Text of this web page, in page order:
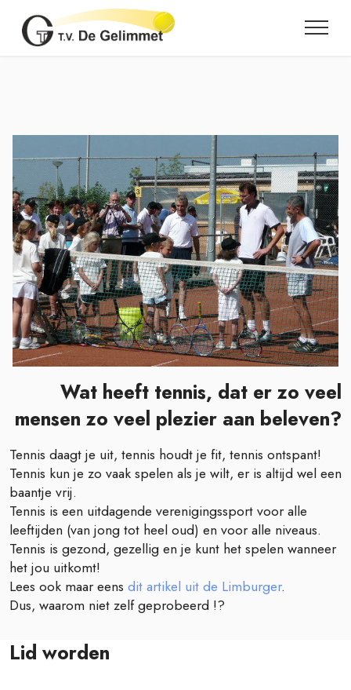
Wat heeft tennis, dat er zo veel
mensen zo veel plezier aan beleven?
Tennis daagt je uit, tennis houdt je fit, tennis ontspant!
Tennis kun je zo vaak spelen als je wilt, er is altijd wel een
baantje vrij.
Tennis is een uitdagende verenigingssport voor alle
leeftijden (van jong tot heel oud) en voor alle niveaus.
Tennis is gezond, gezellig en je kunt het spelen wanneer
het jou uitkomt!
Lees ook maar eens dit artikel uit de Limburger.
Dus, waarom niet zelf geprobeerd !?
Lid worden